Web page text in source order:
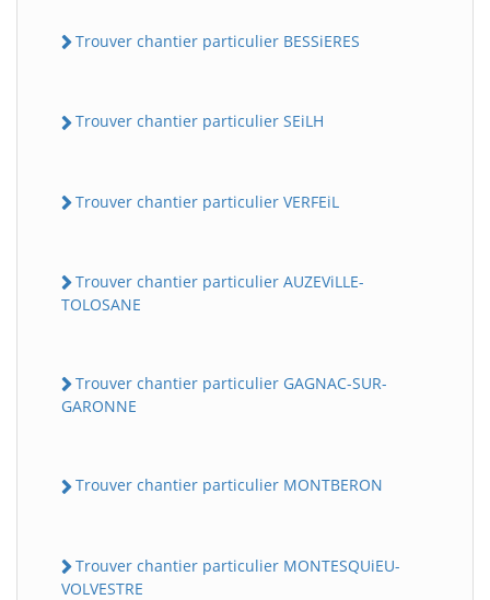
Trouver chantier particulier BESSiERES
Trouver chantier particulier SEiLH
Trouver chantier particulier VERFEiL
Trouver chantier particulier AUZEViLLE-
TOLOSANE
Trouver chantier particulier GAGNAC-SUR-
GARONNE
Trouver chantier particulier MONTBERON
Trouver chantier particulier MONTESQUiEU-
VOLVESTRE